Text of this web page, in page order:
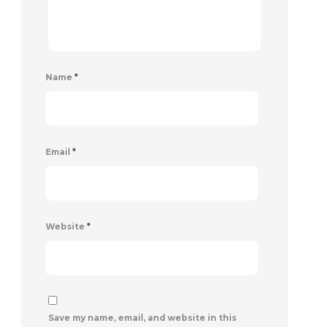
Name *
Email *
Website *
Save my name, email, and website in this